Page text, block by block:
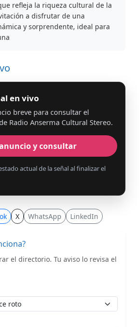
refleja la riqueza cultural de la
a disfrutar de una
y sorprendente, ideal para
en vivo
breve para consultar el
Radio Anserma Cultural Stereo.
y consultar
actual de la señal al finalizar el
X WhatsApp LinkedIn
el directorio. Tu aviso lo revisa el